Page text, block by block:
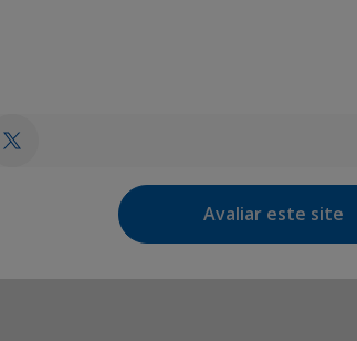
Avaliar este site